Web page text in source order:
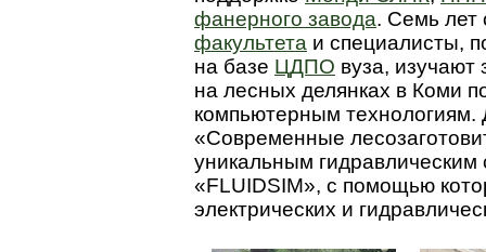
фанерного завода. Семь лет
факультета и специалисты,
на базе ЦДПО вуза,
на лесных делянках в Коми
компьютерным технологиям.
«Современные
уникальным
«FLUIDSIM», с помощью
электрических и